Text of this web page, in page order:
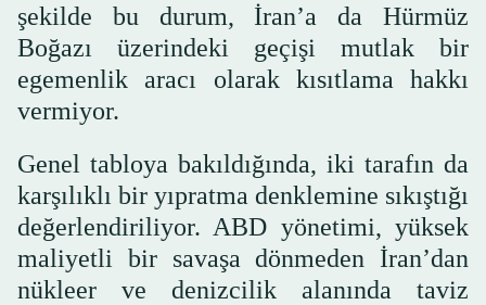
şekilde bu durum, İran’a da Hürmüz
Boğazı üzerindeki geçişi mutlak bir
egemenlik aracı olarak kısıtlama hakkı
vermiyor.
Genel tabloya bakıldığında, iki tarafın da
karşılıklı bir yıpratma denklemine sıkıştığı
değerlendiriliyor. ABD yönetimi, yüksek
maliyetli bir savaşa dönmeden İran’dan
nükleer ve denizcilik alanında taviz